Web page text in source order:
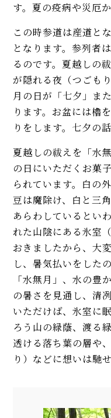
す。夏の疫病や災厄
この時参道は産道と
となります。参列者
るのです。夏越しの
が隠れる夜（つごも
月の日が「七夕」ま
ります。お盆には櫓
りをします。七夕の
夏越しの祓えを「水
の日にいただくお菓
られています。白の
豆は魔除け、白と三
あらわしているとい
れた山陰にある氷室
おきましたから、大
し、暑気払いをした
「水無月」、水の豊
の暑さを見通し、清
いただけば、氷室に
ろう山の緑蔭、渡る
透ける落ち葉の層や
り）などに想いは馳